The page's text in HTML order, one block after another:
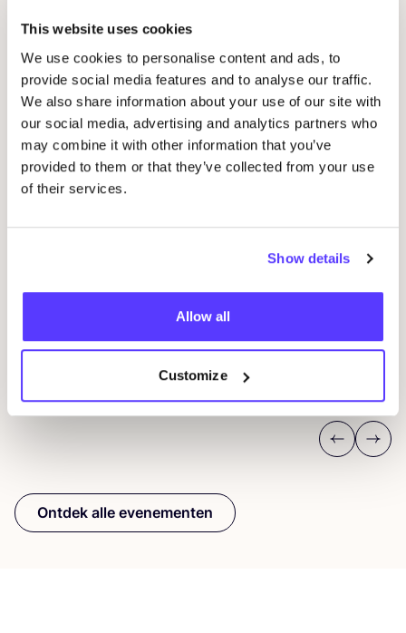
This website uses cookies
We use cookies to personalise content and ads, to
provide social media features and to analyse our traffic.
We also share information about your use of our site with
our social media, advertising and analytics partners who
may combine it with other information that you’ve
provided to them or that they’ve collected from your use
of their services.
Show details
Allow all
Customize
Studio Stik: Duo Workshop Turntas
Sint-Jakobsstraat 338000 Brugge, Belgium
Kringwinkel 't rad Sint-Kruis
Previous
Next
Ontdek alle evenementen